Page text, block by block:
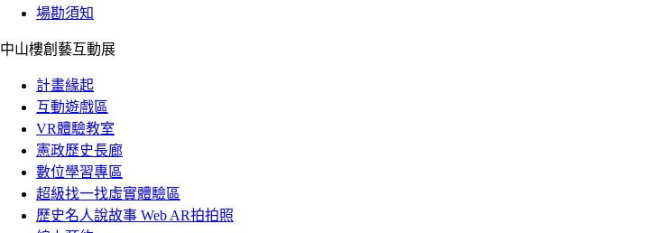
場勘須知
中山樓創藝互動展
計畫緣起
互動遊戲區
VR體驗教室
憲政歷史長廊
數位學習專區
超級找一找虛實體驗區
歷史名人說故事 Web AR拍拍照